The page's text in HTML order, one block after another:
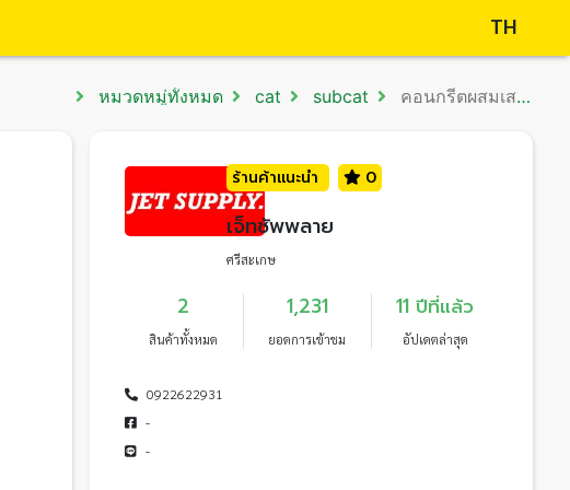
TH
หมวดหมู่ทั้งหมด cat subcat คอนกรีตผสมเสร็จ
ร้านค้าแนะนำ 0
เจ็ทซัพพลาย
ศรีสะเกษ
2
สินค้าทั้งหมด
1,231
ยอดการเข้าชม
11 ปีที่แล้ว
อัปเดตล่าสุด
0922622931
-
-